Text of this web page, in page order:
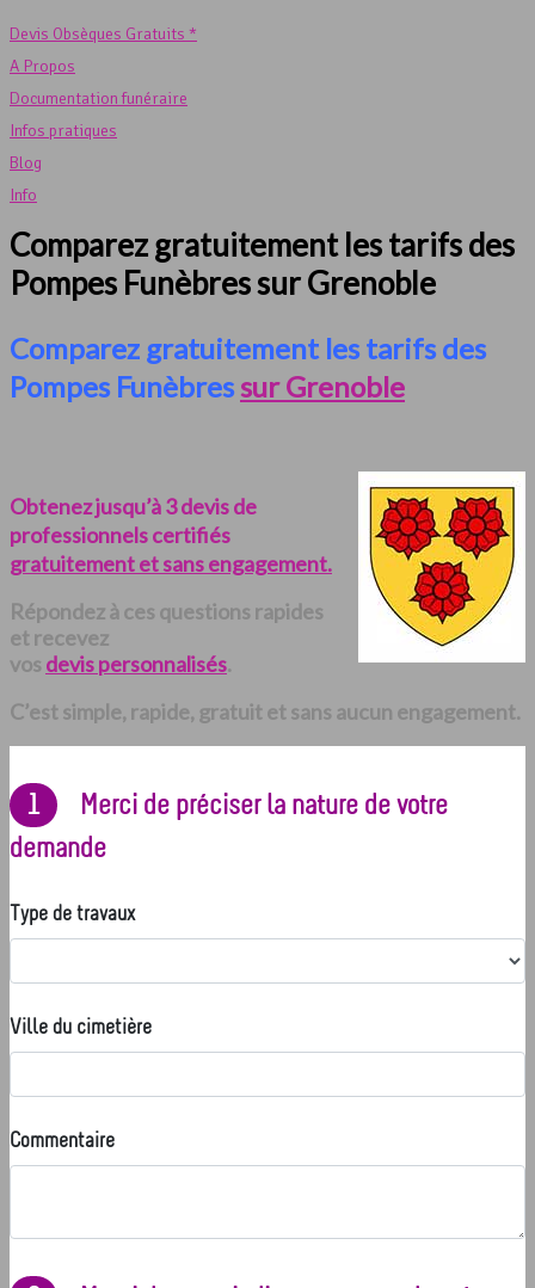
Devis Obsèques Gratuits *
A Propos
Documentation funéraire
Infos pratiques
Blog
Info
Comparez gratuitement les tarifs des
Pompes Funèbres sur Grenoble
Comparez gratuitement les tarifs des
Pompes Funèbres sur Grenoble
Obtenez jusqu’à 3 devis de
professionnels certifiés
gratuitement et sans engagement.
Répondez à ces questions rapides
et recevez
vos devis personnalisés.
C’est simple, rapide, gratuit et sans aucun engagement.